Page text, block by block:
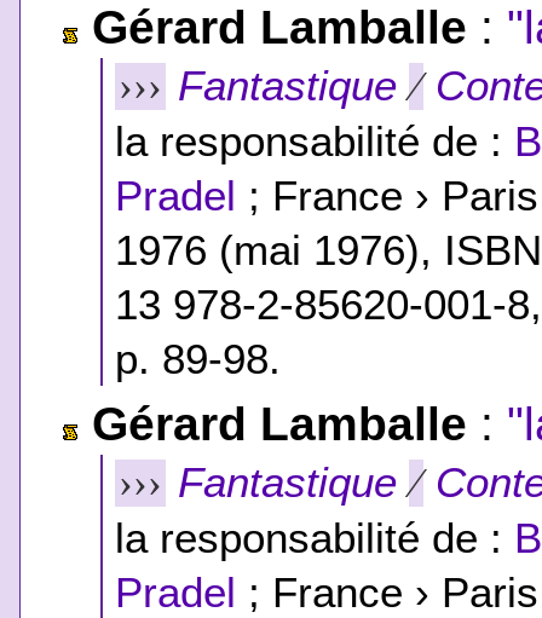
Gérard Lamballe :
››› Fantastique ⁄
la responsabilité de :
Pradel ; France ›
1976 (mai 1976),
13 978-2-85620-001-8
p. 89-98.
Gérard Lamballe :
››› Fantastique ⁄
la responsabilité de :
Pradel ; France ›